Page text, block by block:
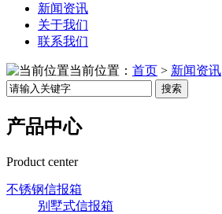
新闻资讯
关于我们
联系我们
当前位置： 首页 > 新闻资讯
搜索
产品中心
Product center
不锈钢信报箱
别墅式信报箱